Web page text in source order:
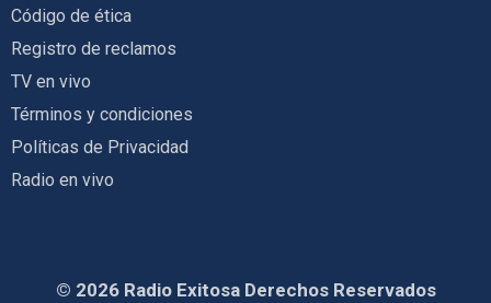
Código de ética
Registro de reclamos
TV en vivo
Términos y condiciones
Políticas de Privacidad
Radio en vivo
© 2026 Radio Exitosa Derechos Reservados